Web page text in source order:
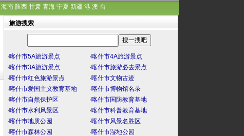
海南 陕西 甘肃 青海 宁夏 新疆 港 澳 台
旅游搜索
·喀什市5A旅游景点 ·喀什市4A旅游景点
·喀什市3A旅游景点 ·喀什市旅游必去景点
·喀什市红色旅游景点 ·喀什市文物古迹
·喀什市爱国主义教育基地 ·喀什市博物馆名录
·喀什市自然保护区 ·喀什市国防教育基地
·喀什市水利风景区 ·喀什市科普教育基地
·喀什市地质公园 ·喀什市风景名胜区
·喀什市森林公园 ·喀什市湿地公园